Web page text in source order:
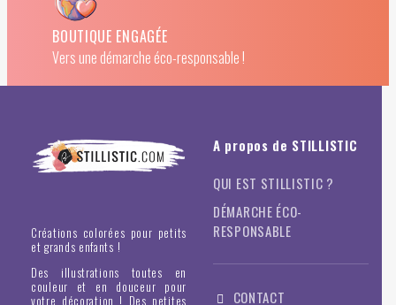
BOUTIQUE ENGAGÉE
Vers une démarche éco-responsable !
Créations colorées pour petits
et grands enfants !
Des illustrations toutes en
couleur et en douceur pour
votre décoration ! Des petites
A propos de STILLISTIC
QUI EST STILLISTIC ?
DÉMARCHE ÉCO-
RESPONSABLE
CONTACT